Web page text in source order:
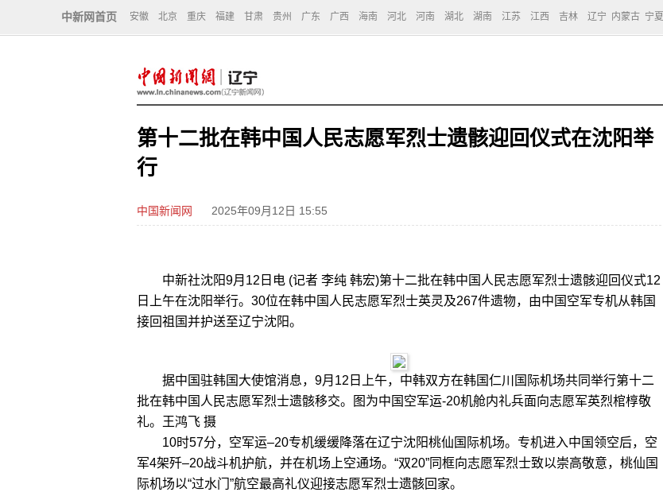
中新网首页 安徽 北京 重庆 福建 甘肃 贵州 广东 广西 海南 河北 河南 湖北 湖南 江苏 江西 吉林 辽宁 内蒙古 宁夏
第十二批在韩中国人民志愿军烈士遗骸迎回仪式在沈阳举
行
中国新闻网 2025年09月12日 15:55
中新社沈阳9月12日电 (记者 李纯 韩宏)第十二批在韩中国人民志愿军烈士遗骸迎回仪式12
日上午在沈阳举行。30位在韩中国人民志愿军烈士英灵及267件遗物，由中国空军专机从韩国
接回祖国并护送至辽宁沈阳。
据中国驻韩国大使馆消息，9月12日上午，中韩双方在韩国仁川国际机场共同举行第十二
批在韩中国人民志愿军烈士遗骸移交。图为中国空军运-20机舱内礼兵面向志愿军英烈棺椁敬
礼。王鸿飞 摄
10时57分，空军运–20专机缓缓降落在辽宁沈阳桃仙国际机场。专机进入中国领空后，空
军4架歼–20战斗机护航，并在机场上空通场。“双20”同框向志愿军烈士致以崇高敬意，桃仙国
际机场以“过水门”航空最高礼仪迎接志愿军烈士遗骸回家。